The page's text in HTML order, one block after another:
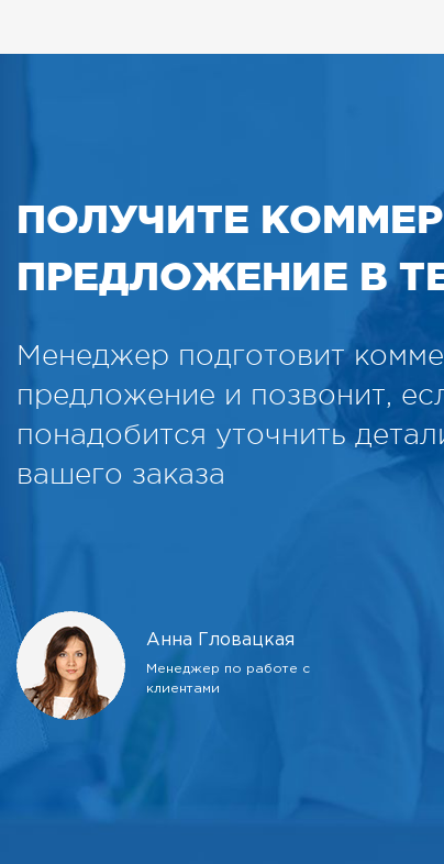
ПОЛУЧИТЕ
ПРЕДЛОЖЕНИЕ В
Менеджер подготовит
предложение и позвонит,
понадобится уточнить
вашего заказа
Анна Гловацкая
Менеджер по работе с
клиентами